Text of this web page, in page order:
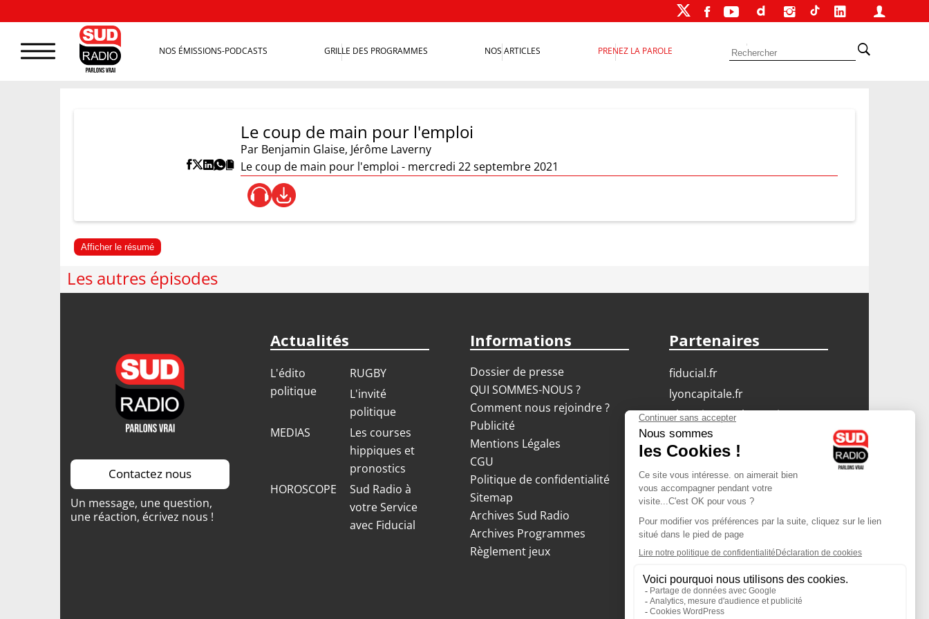
NOS ÉMISSIONS-PODCASTS GRILLE DES PROGRAMMES NOS ARTICLES PRENEZ LA PAROLE
Le coup de main pour l'emploi
Par Benjamin Glaise, Jérôme Laverny
Le coup de main pour l'emploi - mercredi 22 septembre 2021
Afficher le résumé
Les autres épisodes
Contactez nous
Un message, une question,
une réaction, écrivez nous !
Actualités
L'édito
politique
RUGBY
L'invité
politique
MEDIAS
Les courses
hippiques et
pronostics
HOROSCOPE
Sud Radio à
votre Service
avec Fiducial
Informations
Dossier de presse
QUI SOMMES-NOUS ?
Comment nous rejoindre ?
Publicité
Mentions Légales
CGU
Politique de confidentialité
Sitemap
Archives Sud Radio
Archives Programmes
Règlement jeux
Partenaires
fiducial.fr
lyoncapitale.fr
olympique-et-lyonnais.com
L'application Iphone
/ Android
Téléchargez l'application
Les cookies
Gestion des cookies